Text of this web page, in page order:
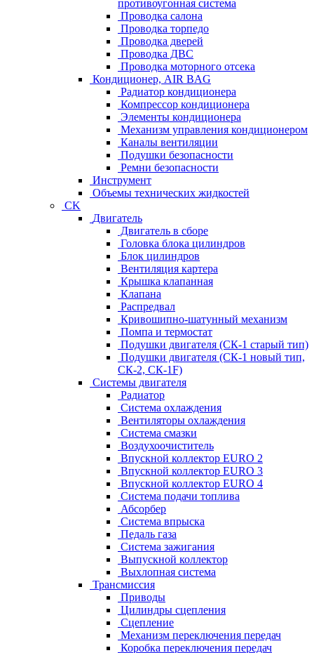
противоугонная система
Проводка салона
Проводка торпедо
Проводка дверей
Проводка ДВС
Проводка моторного отсека
Кондиционер, AIR BAG
Радиатор кондиционера
Компрессор кондиционера
Элементы кондиционера
Механизм управления кондиционером
Каналы вентиляции
Подушки безопасности
Ремни безопасности
Инструмент
Объемы технических жидкостей
CK
Двигатель
Двигатель в сборе
Головка блока цилиндров
Блок цилиндров
Вентиляция картера
Крышка клапанная
Клапана
Распредвал
Кривошипно-шатунный механизм
Помпа и термостат
Подушки двигателя (СК-1 старый тип)
Подушки двигателя (СК-1 новый тип,
СК-2, СК-1F)
Системы двигателя
Радиатор
Система охлаждения
Вентиляторы охлаждения
Система смазки
Воздухоочиститель
Впускной коллектор EURO 2
Впускной коллектор EURO 3
Впускной коллектор EURO 4
Система подачи топлива
Абсорбер
Система впрыска
Педаль газа
Система зажигания
Выпускной коллектор
Выхлопная система
Трансмиссия
Приводы
Цилиндры сцепления
Сцепление
Механизм переключения передач
Коробка переключения передач